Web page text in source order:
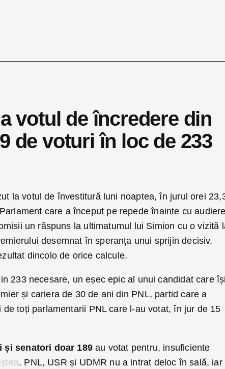
votul de încredere din
de voturi în loc de 233
la votul de învestitură luni noaptea, în jurul orei
care a început pe repede înainte cu
un răspuns la ultimatumul lui Simion cu o vizită
desemnat în speranța unui sprijin decisiv,
dincolo de orice calcule.
233 necesare, un eșec epic al unui candidat care își
și cariera de 30 de ani din PNL, partid care a
toți parlamentarii PNL care l-au votat, în jur de 15
și senatori doar 189au votat pentru, insuficiente
. PNL, USR și UDMR nu a intrat deloc în sală, iar